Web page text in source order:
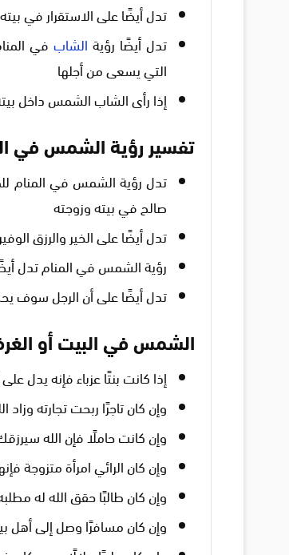
تدل أيضًا على الاستقرار في
تدل أيضًا رؤية الشاب في
التي يسعى من أجلها
إذا رأى الشاب الشمس داخل
تفسير رؤية الشمس في
تدل رؤية الشمس في المنام
صالح في بيته وزوجته
تدل أيضًا على الخير والرزق
رؤية الشمس في المنام تدل
تدل أيضًا على أن الرجل سوف
الشمس في البيت أو
إذا كانت بنتًا عزباء فإنه يدل
وإن كان تاجرًا ربحت تجارته وزاد
وإن كانت حاملًا فإن الله
وإن كان الرائي امرأة متزوجة
وإن كان طالبًا حقق الله له
وإن كان مسافرًا وصل إلى أهل